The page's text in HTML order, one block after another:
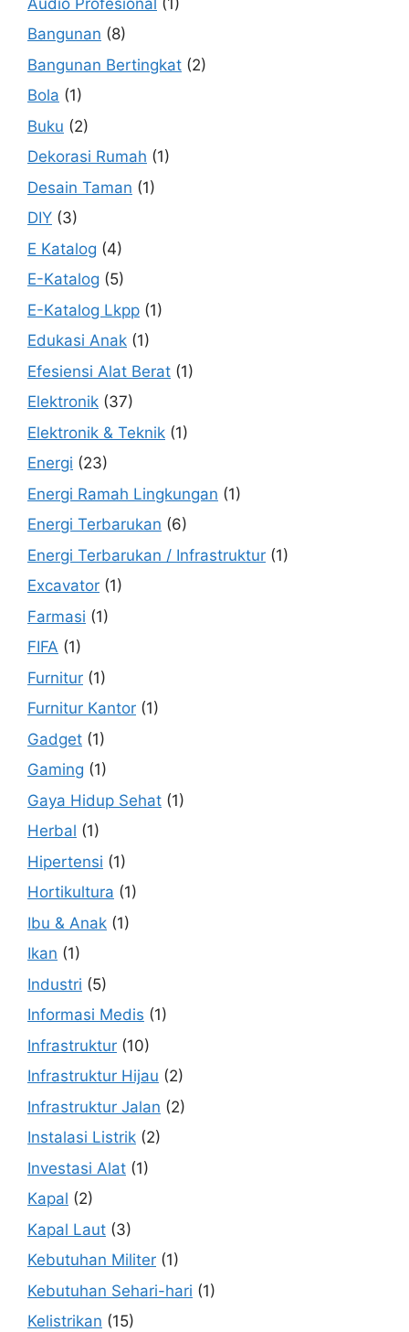
Bangunan (8)
Bangunan Bertingkat (2)
Bola (1)
Buku (2)
Dekorasi Rumah (1)
Desain Taman (1)
DIY (3)
E Katalog (4)
E-Katalog (5)
E-Katalog Lkpp (1)
Edukasi Anak (1)
Efesiensi Alat Berat (1)
Elektronik (37)
Elektronik & Teknik (1)
Energi (23)
Energi Ramah Lingkungan (1)
Energi Terbarukan (6)
Energi Terbarukan / Infrastruktur (1)
Excavator (1)
Farmasi (1)
FIFA (1)
Furnitur (1)
Furnitur Kantor (1)
Gadget (1)
Gaming (1)
Gaya Hidup Sehat (1)
Herbal (1)
Hipertensi (1)
Hortikultura (1)
Ibu & Anak (1)
Ikan (1)
Industri (5)
Informasi Medis (1)
Infrastruktur (10)
Infrastruktur Hijau (2)
Infrastruktur Jalan (2)
Instalasi Listrik (2)
Investasi Alat (1)
Kapal (2)
Kapal Laut (3)
Kebutuhan Militer (1)
Kebutuhan Sehari-hari (1)
Kelistrikan (15)